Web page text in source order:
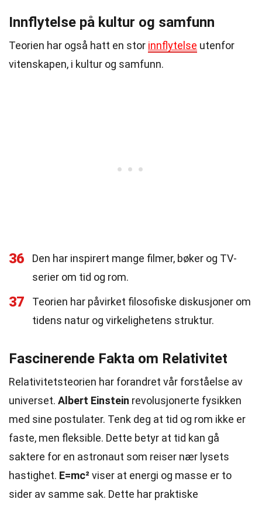
Innflytelse på kultur og samfunn
Teorien har også hatt en stor innflytelse utenfor
vitenskapen, i kultur og samfunn.
36
Den har inspirert mange filmer, bøker og TV-
serier om tid og rom.
37
Teorien har påvirket filosofiske diskusjoner om
tidens natur og virkelighetens struktur.
Fascinerende Fakta om Relativitet
Relativitetsteorien har forandret vår forståelse av
universet. Albert Einstein revolusjonerte fysikken
med sine postulater. Tenk deg at tid og rom ikke er
faste, men fleksible. Dette betyr at tid kan gå
saktere for en astronaut som reiser nær lysets
hastighet. E=mc² viser at energi og masse er to
sider av samme sak. Dette har praktiske